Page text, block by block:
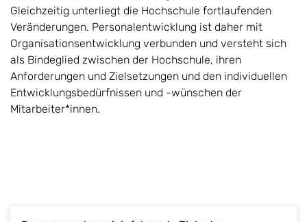
Gleichzeitig unterliegt die Hochschule fortlaufenden
Veränderungen. Personalentwicklung ist daher mit
Organisationsentwicklung verbunden und versteht sich
als Bindeglied zwischen der Hochschule, ihren
Anforderungen und Zielsetzungen und den individuellen
Entwicklungsbedürfnissen und -wünschen der
Mitarbeiter*innen.